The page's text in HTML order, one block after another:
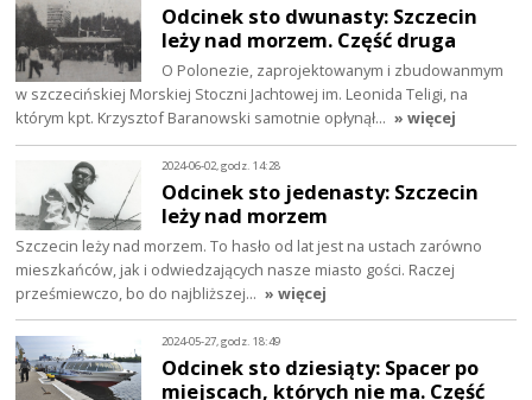
Odcinek sto dwunasty: Szczecin
leży nad morzem. Część druga
O Polonezie, zaprojektowanym i zbudowanmym
w szczecińskiej Morskiej Stoczni Jachtowej im. Leonida Teligi, na
którym kpt. Krzysztof Baranowski samotnie opłynął… » więcej
2024-06-02, godz. 14:28
Odcinek sto jedenasty: Szczecin
leży nad morzem
Szczecin leży nad morzem. To hasło od lat jest na ustach zarówno
mieszkańców, jak i odwiedzających nasze miasto gości. Raczej
prześmiewczo, bo do najbliższej… » więcej
2024-05-27, godz. 18:49
Odcinek sto dziesiąty: Spacer po
miejscach, których nie ma. Część